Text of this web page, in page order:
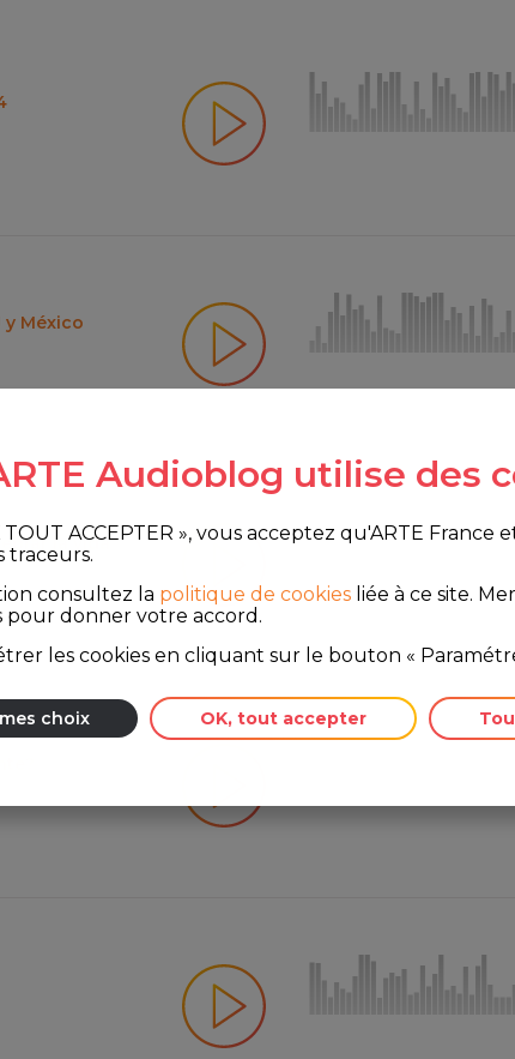
y México
la vida
Audioblog utilise des
ACCEPTER », vous acceptez qu'ARTE France
traceurs.
consultez la politique de cookies liée à ce site.
pour donner votre accord.
les cookies en cliquant sur le bouton «
choix OK, tout accepter